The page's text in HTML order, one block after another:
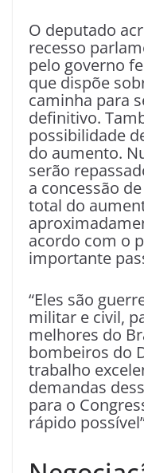
O deputado
recesso
pelo governo
que dispõe
caminha para
definitivo.
possibilidade
do aumento.
serão
a concessão
total do
acordo com o
importante
“Eles são
militar e civil,
melhores do
bombeiros do
trabalho
demandas
para o
rápido